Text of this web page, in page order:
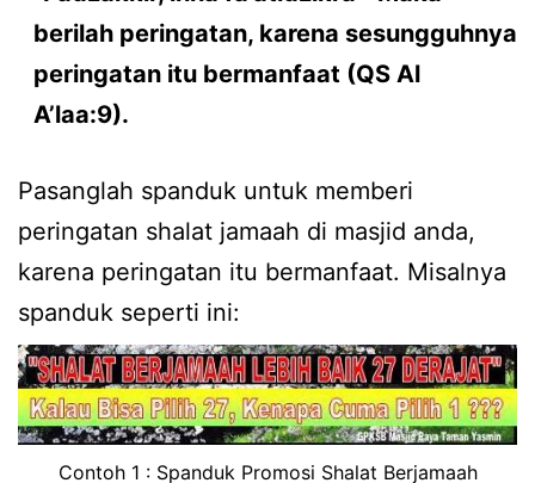
berilah peringatan, karena sesungguhnya
peringatan itu bermanfaat (QS Al
A’laa:9).
Pasanglah spanduk untuk memberi
peringatan shalat jamaah di masjid anda,
karena peringatan itu bermanfaat. Misalnya
spanduk seperti ini:
Contoh 1 : Spanduk Promosi Shalat Berjamaah